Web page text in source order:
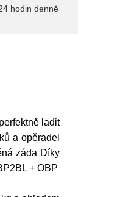
hodin denně
ladit
a opěradel
záda Díky
+ OBP